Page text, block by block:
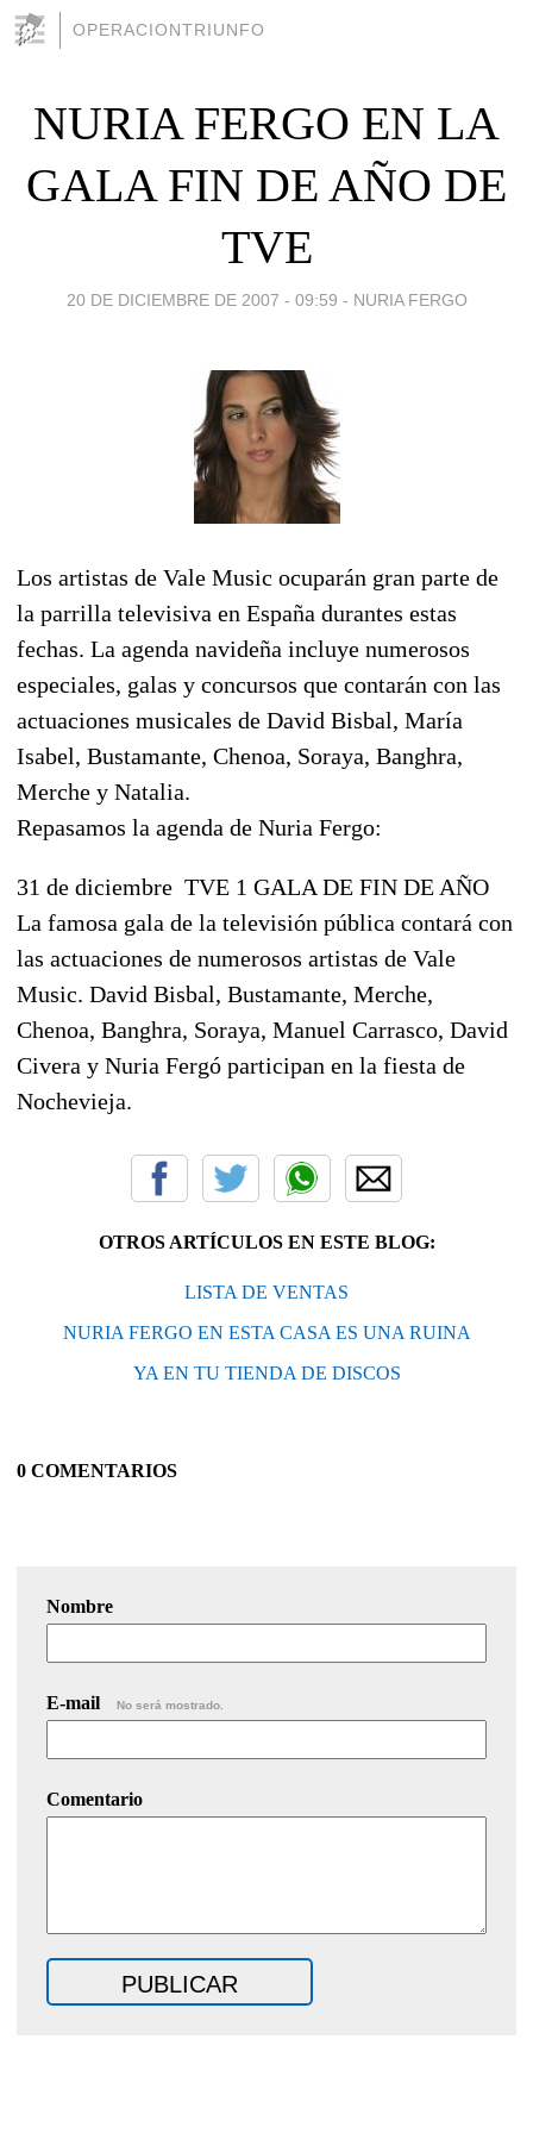
OPERACIONTRIUNFO
NURIA FERGO EN LA
GALA FIN DE AÑO DE
TVE
20 DE DICIEMBRE DE 2007 - 09:59 - NURIA FERGO
Los artistas de Vale Music ocuparán gran parte de
la parrilla televisiva en España durantes estas
fechas. La agenda navideña incluye numerosos
especiales, galas y concursos que contarán con las
actuaciones musicales de David Bisbal, María
Isabel, Bustamante, Chenoa, Soraya, Banghra,
Merche y Natalia.
Repasamos la agenda de Nuria Fergo:
31 de diciembre  TVE 1 GALA DE FIN DE AÑO
La famosa gala de la televisión pública contará con
las actuaciones de numerosos artistas de Vale
Music. David Bisbal, Bustamante, Merche,
Chenoa, Banghra, Soraya, Manuel Carrasco, David
Civera y Nuria Fergó participan en la fiesta de
Nochevieja.
OTROS ARTÍCULOS EN ESTE BLOG:
LISTA DE VENTAS
NURIA FERGO EN ESTA CASA ES UNA RUINA
YA EN TU TIENDA DE DISCOS
0 COMENTARIOS
Nombre
E-mail No será mostrado.
Comentario